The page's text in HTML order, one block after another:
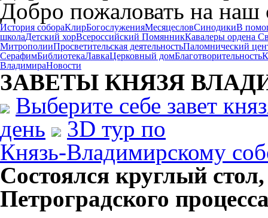
Добро пожаловать на наш
История собораКлирБогослуженияМесяцесловСинодикиВ
школаДетский хорВсероссийский ПомянникКавалеры ордена
МитрополииПросветительская деятельностьПаломнический
СерафимБиблиотекаЛавкаЦерковный домБлаготворительность
ВладимираНовости
ЗАВЕТЫ КНЯЗЯ
Выберите себе завет
день
3D тур по
Князь-Владимирскому
Состоялся круглый
Петроградского